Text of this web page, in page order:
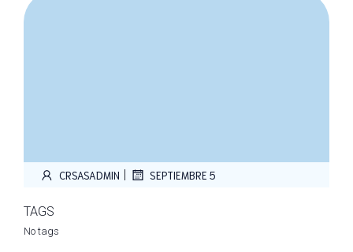
CRSASADMIN SEPTIEMBRE 5
TAGS
No tags